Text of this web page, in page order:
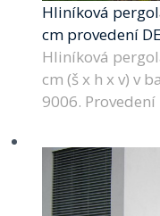
Hliníková
cm provedení
Hliníková
cm (š x h x v) v
9006. Provedení